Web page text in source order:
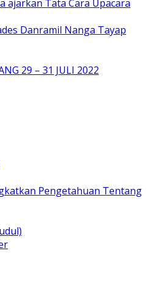
ajarkan Tata Cara Upacara
Danramil Nanga Tayap
29 – 31 JULI 2022
Pengetahuan Tentang